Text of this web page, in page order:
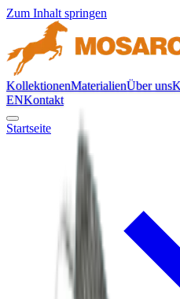
Zum Inhalt springen
KollektionenMaterialienÜber uns
ENKontakt
Startseite